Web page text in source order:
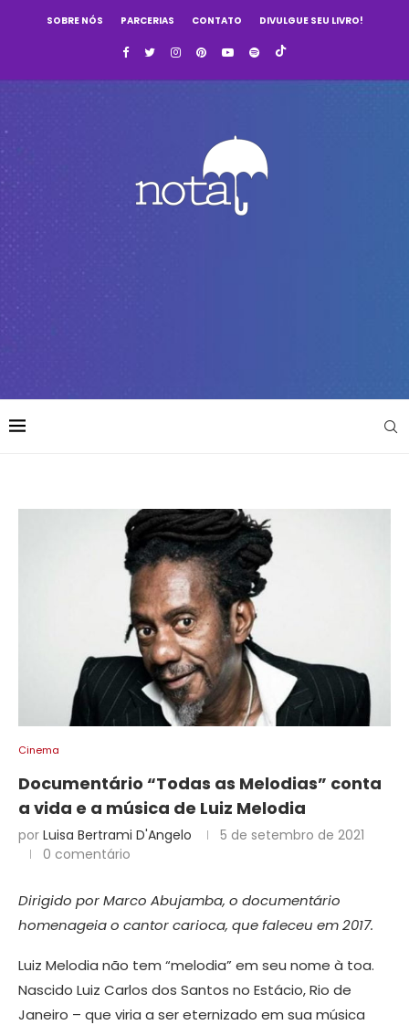
SOBRE NÓS PARCERIAS CONTATO DIVULGUE SEU LIVRO!
Cinema
Documentário “Todas as Melodias” conta
a vida e a música de Luiz Melodia
por Luisa Bertrami D'Angelo
5 de setembro de 2021
0 comentário
Dirigido por Marco Abujamba, o documentário
homenageia o cantor carioca, que faleceu em 2017.
Luiz Melodia não tem “melodia” em seu nome à toa.
Nascido Luiz Carlos dos Santos no Estácio, Rio de
Janeiro – que viria a ser eternizado em sua música